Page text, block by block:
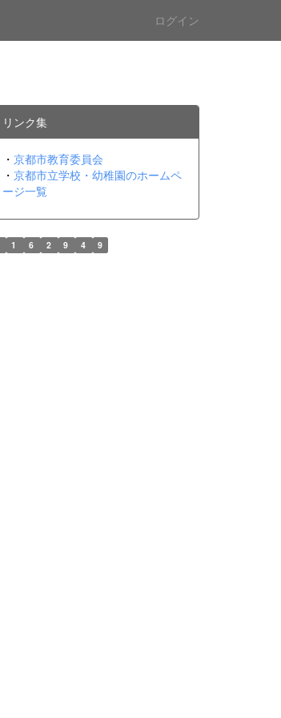
ログイン
リンク集
・ 京都市教育委員会
・ 京都市立学校・幼稚園のホームペ
ージ一覧
1 6 2 9 4 9